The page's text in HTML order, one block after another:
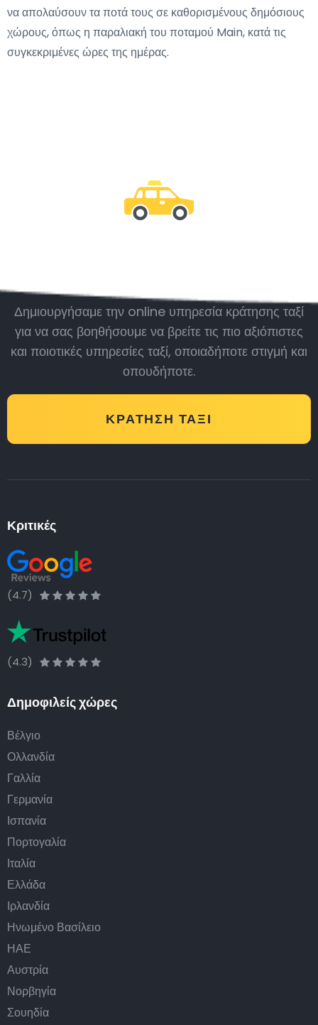
να απολαύσουν τα ποτά τους σε καθορισμένους δημόσιους
χώρους, όπως η παραλιακή του ποταμού Main, κατά τις
συγκεκριμένες ώρες της ημέρας.
Δημιουργήσαμε την online υπηρεσία κράτησης ταξί
για να σας βοηθήσουμε να βρείτε τις πιο αξιόπιστες
και ποιοτικές υπηρεσίες ταξί, οποιαδήποτε στιγμή και
οπουδήποτε.
ΚΡΆΤΗΣΗ ΤΑΞΊ
Κριτικές
(4.7)
(4.3)
Δημοφιλείς χώρες
Βέλγιο
Ολλανδία
Γαλλία
Γερμανία
Ισπανία
Πορτογαλία
Ιταλία
Ελλάδα
Ιρλανδία
Ηνωμένο Βασίλειο
ΗΑΕ
Αυστρία
Νορβηγία
Σουηδία